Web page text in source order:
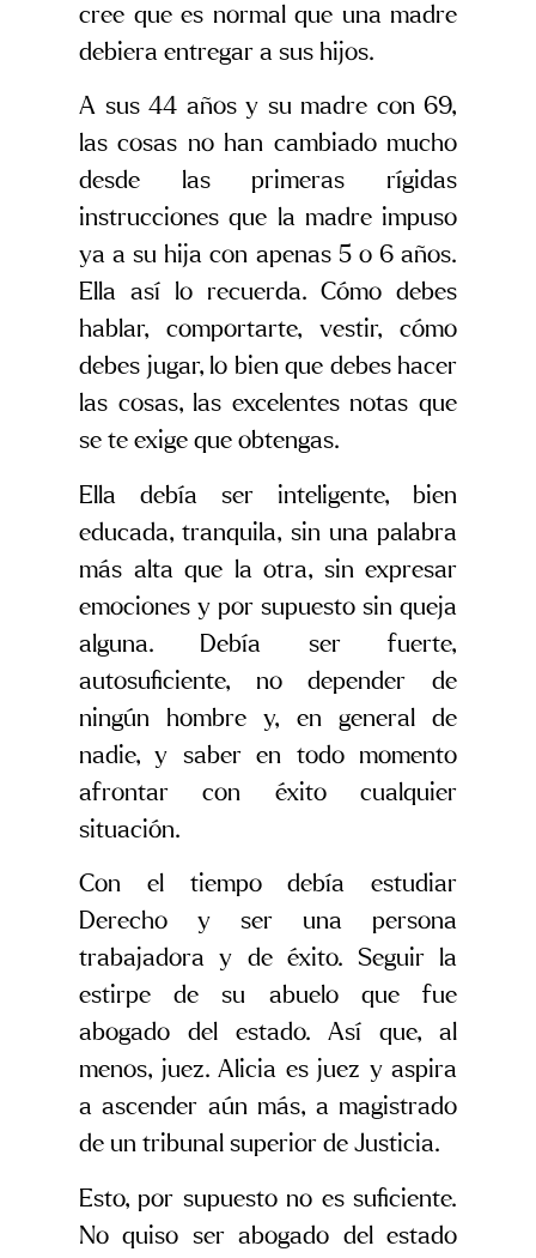
cree que es normal que una madre
debiera entregar a sus hijos.
A sus 44 años y su madre con 69,
las cosas no han cambiado mucho
desde las primeras rígidas
instrucciones que la madre impuso
ya a su hija con apenas 5 o 6 años.
Ella así lo recuerda. Cómo debes
hablar, comportarte, vestir, cómo
debes jugar, lo bien que debes hacer
las cosas, las excelentes notas que
se te exige que obtengas.
Ella debía ser inteligente, bien
educada, tranquila, sin una palabra
más alta que la otra, sin expresar
emociones y por supuesto sin queja
alguna. Debía ser fuerte,
autosuficiente, no depender de
ningún hombre y, en general de
nadie, y saber en todo momento
afrontar con éxito cualquier
situación.
Con el tiempo debía estudiar
Derecho y ser una persona
trabajadora y de éxito. Seguir la
estirpe de su abuelo que fue
abogado del estado. Así que, al
menos, juez. Alicia es juez y aspira
a ascender aún más, a magistrado
de un tribunal superior de Justicia.
Esto, por supuesto no es suficiente.
No quiso ser abogado del estado